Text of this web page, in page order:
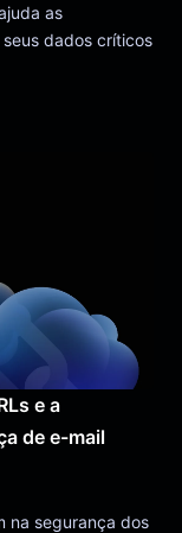
as
dados críticos
e a
de e-mail
na segurança dos